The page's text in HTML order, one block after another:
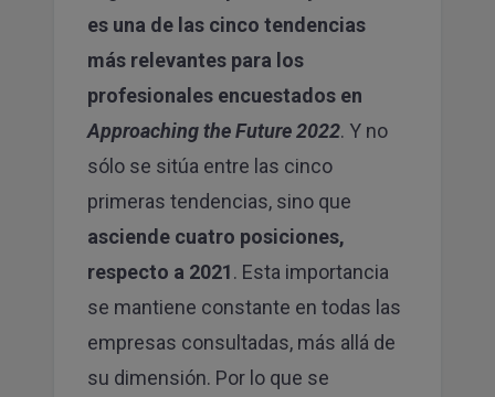
es una de las cinco tendencias
más relevantes para los
profesionales encuestados en
Approaching the Future 2022. Y no
sólo se sitúa entre las cinco
primeras tendencias, sino que
asciende cuatro posiciones,
respecto a 2021. Esta importancia
se mantiene constante en todas las
empresas consultadas, más allá de
su dimensión. Por lo que se